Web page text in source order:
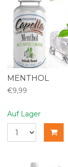
MENTHOL
€9,99
Auf Lager